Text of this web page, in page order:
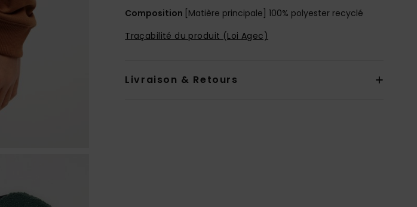
Composition [Matière principale] 100% polyester recyclé
Traçabilité du produit (Loi Agec)
Livraison & Retours